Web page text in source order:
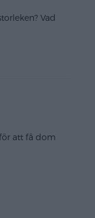
Vad
att få dom